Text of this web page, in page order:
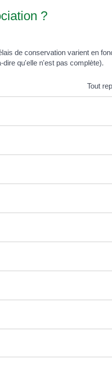
?
de conservation varient en
qu'elle n'est pas complète).
Tout